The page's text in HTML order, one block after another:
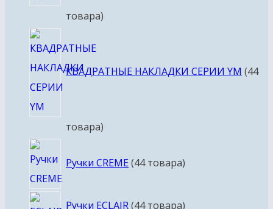
товара
КВАДРАТНЫЕ НАКЛАДКИ СЕРИИ YM 44
товара
Ручки CREME 44 товара
Ручки ECLAIR 44 товара